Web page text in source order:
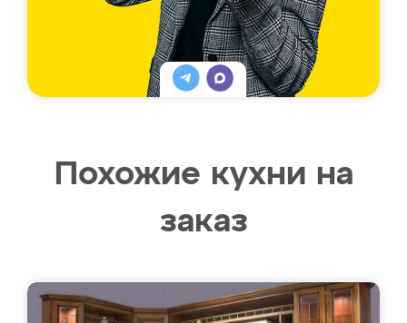
Похожие кухни на
заказ